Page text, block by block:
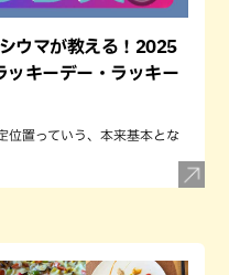
ウマが教える！2025
ッキーデー・ラッキー
位置っていう、本来基本とな